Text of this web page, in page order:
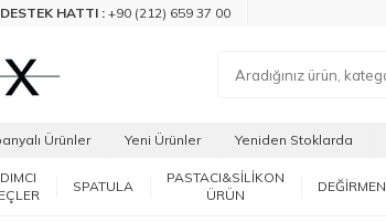
HATTI :+90 (212) 659 37 00
Ürünler Yeni Ürünler Yeniden Stoklarda
SPATULA
PASTACI&SİLİKON
ÜRÜN
DEĞİRMEN